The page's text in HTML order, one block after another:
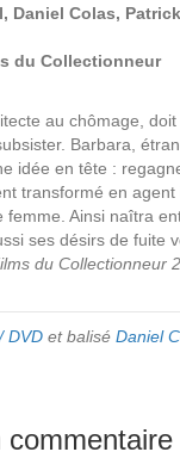
Daniel Colas,
du Collectionneur
au chômage,
Barbara,
idée en tête :
transformé en
femme. Ainsi naîtra
ses désirs de fuite
du Collectionneur
DVD et balisé Daniel
commentaire